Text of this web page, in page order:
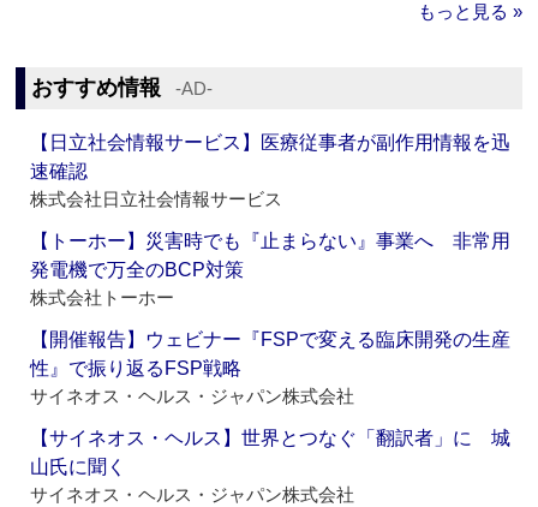
もっと見る »
おすすめ情報 ‐AD‐
【日立社会情報サービス】医療従事者が副作用情報を迅
速確認
株式会社日立社会情報サービス
【トーホー】災害時でも『止まらない』事業へ 非常用
発電機で万全のBCP対策
株式会社トーホー
【開催報告】ウェビナー『FSPで変える臨床開発の生産
性』で振り返るFSP戦略
サイネオス・ヘルス・ジャパン株式会社
【サイネオス・ヘルス】世界とつなぐ「翻訳者」に 城
山氏に聞く
サイネオス・ヘルス・ジャパン株式会社